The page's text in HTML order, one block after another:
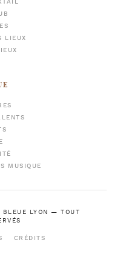
LIEUX
MUSIQUE
BLEUE LYON — TOUT
CRÉDITS